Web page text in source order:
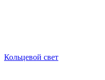
Кольцевой свет